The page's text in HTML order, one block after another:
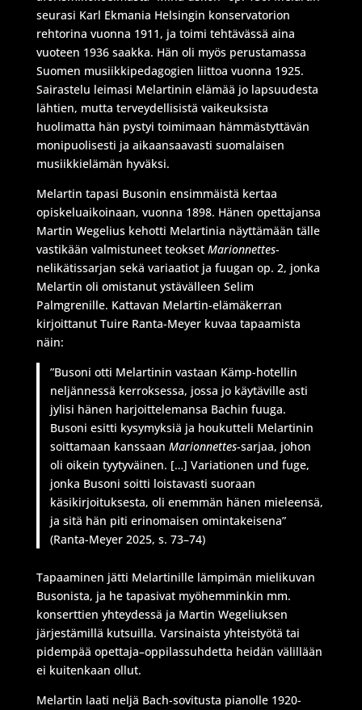
seurasi Karl Ekmania Helsingin konservatorion
rehtorina vuonna 1911, ja toimi tehtävässä aina
vuoteen 1936 saakka. Hän oli myös perustamassa
Suomen musiikkipedagogien liittoa vuonna 1925.
Sairastelu leimasi Melartinin elämää jo lapsuudesta
lähtien, mutta terveydellisistä vaikeuksista
huolimatta hän pystyi toimimaan hämmästyttävän
monipuolisesti ja aikaansaavasti suomalaisen
musiikkielämän hyväksi.
Melartin tapasi Busonin ensimmäistä kertaa
opiskeluaikoinaan, vuonna 1898. Hänen opettajansa
Martin Wegelius kehotti Melartinia näyttämään tälle
vastikään valmistuneet teokset Marionnettes-
nelikätissarjan sekä variaatiot ja fuugan op. 2, jonka
Melartin oli omistanut ystävälleen Selim
Palmgrenille. Kattavan Melartin-elämäkerran
kirjoittanut Tuire Ranta-Meyer kuvaa tapaamista
näin:
”Busoni otti Melartinin vastaan Kämp-hotellin
neljännessä kerroksessa, jossa jo käytäville asti
jylisi hänen harjoittelemansa Bachin fuuga.
Busoni esitti kysymyksiä ja houkutteli Melartinin
soittamaan kanssaanMarionnettes-sarjaa, johon
oli oikein tyytyväinen. […] Variationen und fuge,
jonka Busoni soitti loistavasti suoraan
käsikirjoituksesta, oli enemmän hänen mieleensä,
ja sitä hän piti erinomaisen omintakeisena”
(Ranta-Meyer 2025, s. 73–74)
Tapaaminen jätti Melartinille lämpimän mielikuvan
Busonista, ja he tapasivat myöhemminkin mm.
konserttien yhteydessä ja Martin Wegeliuksen
järjestämillä kutsuilla. Varsinaista yhteistyötä tai
pidempää opettaja–oppilassuhdetta heidän välillään
ei kuitenkaan ollut.
Melartin laati neljä Bach-sovitusta pianolle 1920-